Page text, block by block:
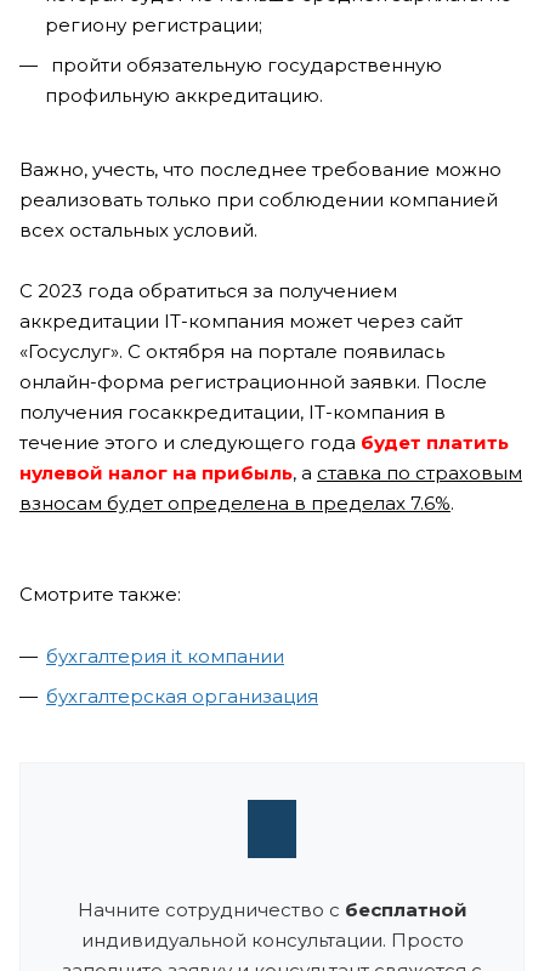
региону регистрации;
пройти обязательную государственную
профильную аккредитацию.
Важно, учесть, что последнее требование можно
реализовать только при соблюдении компанией
всех остальных условий.
С 2023 года обратиться за получением
аккредитации IT-компания может через сайт
«Госуслуг». С октября на портале появилась
онлайн-форма регистрационной заявки. После
получения госаккредитации, IT-компания в
течение этого и следующего года будет платить
нулевой налог на прибыль, а ставка по страховым
взносам будет определена в пределах 7.6%.
Смотрите также:
бухгалтерия it компании
бухгалтерская организация
Начните сотрудничество с бесплатной
индивидуальной консультации. Просто